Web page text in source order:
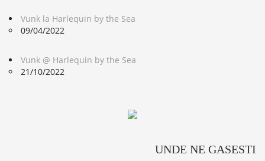
Vunk la Harlequin by the Sea
09/04/2022
Vunk @ Harlequin by the Sea
21/10/2022
UNDE NE GASESTI